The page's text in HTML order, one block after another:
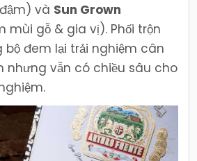
và Sun Grown
mùi gỗ & gia vị). Phối trộn
bộ đem lại trải nghiệm cân
nhưng vẫn có chiều sâu cho